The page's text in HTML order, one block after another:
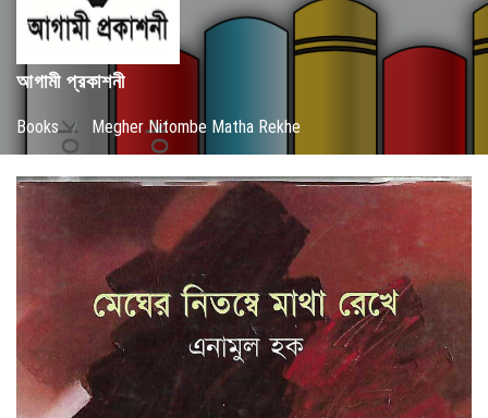
আগামী প্রকাশনী
Books / Megher Nitombe Matha Rekhe